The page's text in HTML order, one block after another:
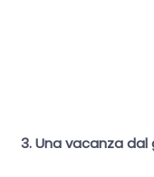
3. Una vacanza